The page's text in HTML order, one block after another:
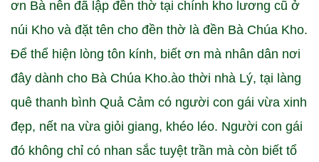
ơn Bà nên đã lập đền thờ tại chính kho lương cũ ở
núi Kho và đặt tên cho đền thờ là đền Bà Chúa Kho.
Để thể hiện lòng tôn kính, biết ơn mà nhân dân nơi
đây dành cho Bà Chúa Kho.ào thời nhà Lý, tại làng
quê thanh bình Quả Cảm có người con gái vừa xinh
đẹp, nết na vừa giỏi giang, khéo léo. Người con gái
đó không chỉ có nhan sắc tuyệt trần mà còn biết tổ